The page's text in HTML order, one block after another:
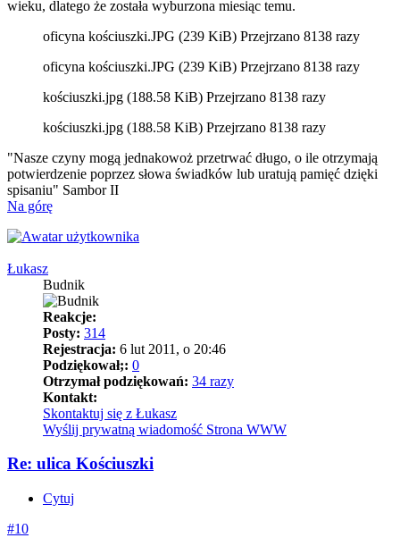
wieku, dlatego że została wyburzona miesiąc temu.
oficyna kościuszki.JPG (239 KiB) Przejrzano 8138 razy
oficyna kościuszki.JPG (239 KiB) Przejrzano 8138 razy
kościuszki.jpg (188.58 KiB) Przejrzano 8138 razy
kościuszki.jpg (188.58 KiB) Przejrzano 8138 razy
"Nasze czyny mogą jednakowoż przetrwać długo, o ile otrzymają
potwierdzenie poprzez słowa świadków lub uratują pamięć dzięki
spisaniu" Sambor II
Na górę
Łukasz
Budnik
Reakcje:
Posty: 314
Rejestracja: 6 lut 2011, o 20:46
Podziękował;: 0
Otrzymał podziękowań: 34 razy
Kontakt:
Skontaktuj się z Łukasz
Wyślij prywatną wiadomość Strona WWW
Re: ulica Kościuszki
Cytuj
#10